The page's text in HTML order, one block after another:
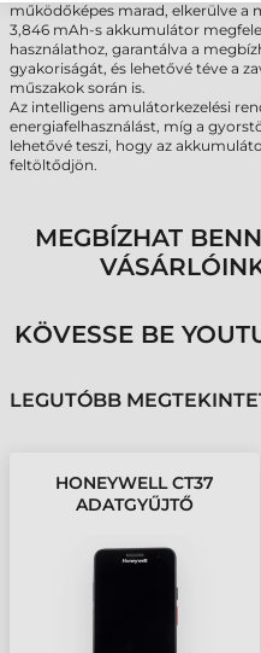
működőképes marad, elkerülve a
3,846 mAh-s akkumulátor
használathoz, garantálva a
gyakoriságát, és lehetővé téve a
műszakok során is.
Az intelligens amulátorkezelési
energiafelhasználást, míg a
lehetővé teszi, hogy az
feltöltődjön.
MEGBÍZHAT
KÖVESSE BE
LEGUTÓBB
HONEYWELL CT37
ADATGYŰJTŐ